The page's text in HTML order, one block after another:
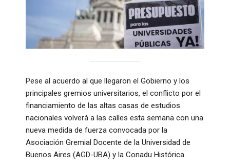
Pese al acuerdo al que llegaron el Gobierno y los
principales gremios universitarios, el conflicto por el
financiamiento de las altas casas de estudios
nacionales volverá a las calles esta semana con una
nueva medida de fuerza convocada por la
Asociación Gremial Docente de la Universidad de
Buenos Aires (AGD-UBA) y la Conadu Histórica.